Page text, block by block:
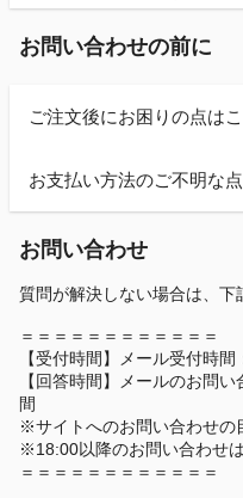
お問い合わせの前に
ご注文後にお困りの点は
お支払い方法のご不明な
お問い合わせ
質問が解決しない場合は、下
＝＝＝＝＝＝＝＝＝＝＝＝
【受付時間】メール受付時間
【回答時間】メールのお問
間
※サイトへのお問い合わせの
※18:00以降のお問い合わせ
＝＝＝＝＝＝＝＝＝＝＝＝